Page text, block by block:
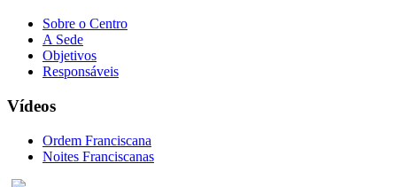
Sobre o Centro
A Sede
Objetivos
Responsáveis
Vídeos
Ordem Franciscana
Noites Franciscanas